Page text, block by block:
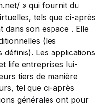
» qui fournit du
tels que ci-après
dans son espace . Elle
(les
Les applications
life entreprises lui-
tiers de manière
tel que ci-après
générales ont pour